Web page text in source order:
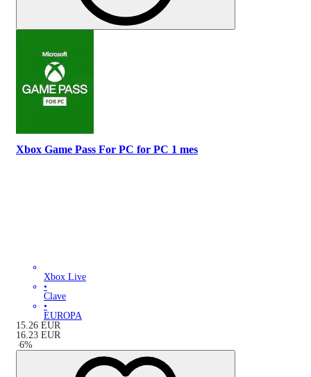
Xbox Game Pass For PC for PC 1 mes
Xbox Live
•
Clave
•
EUROPA
15.26 EUR
16.23 EUR
-6%